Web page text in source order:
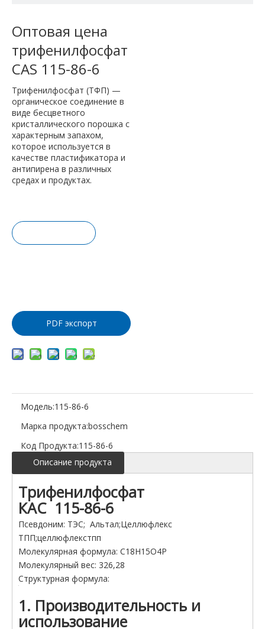
Оптовая цена
трифенилфосфат
CAS 115-86-6
Трифенилфосфат (ТФП) —
органическое соединение в
виде бесцветного
кристаллического порошка с
характерным запахом,
которое используется в
качестве пластификатора и
антипирена в различных
средах и продуктах.
PDF экспорт
Модель:115-86-6
Марка продукта:bosschem
Код Продукта:115-86-6
Описание продукта
Трифенилфосфат
КАС 115-86-6
Псевдоним: ТЭС; Альтал;Целлюфлекс
ТПП;целлюфлекстпп
Молекулярная формула: C18H15O4P
Молекулярный вес: 326,28
Структурная формула:
1. Производительность и
использование